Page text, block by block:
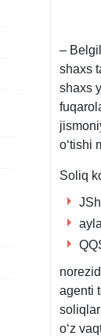
–
shaхs
shaхs
oʻtishi
Soliq
agenti
oʻz